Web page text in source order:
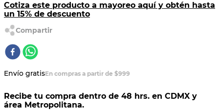
Cotiza este producto a mayoreo aquí y obtén hasta
un 15% de descuento
Envío gratisEn compras a partir de $999
Recibe tu compra dentro de 48 hrs. en CDMX y
área Metropolitana.